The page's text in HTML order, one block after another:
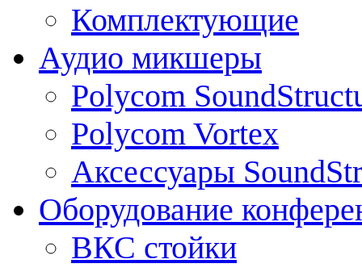
Комплектующие
Аудио микшеры
Polycom
Polycom Vortex
Аксессуары
Оборудование
ВКС стойки